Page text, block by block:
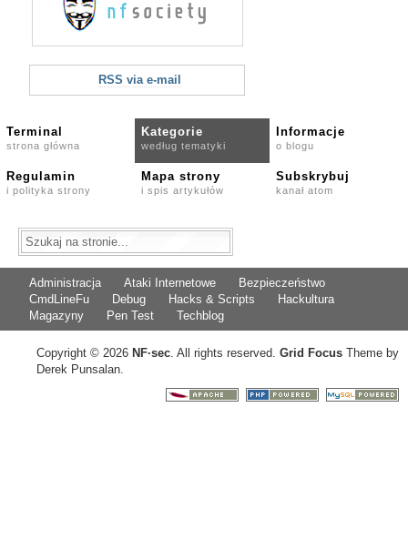
RSS via e-mail
Terminal
strona główna
Kategorie
według tematyki
Informacje
o blogu
Regulamin
i polityka strony
Mapa strony
i spis artykułów
Subskrybuj
kanał atom
Administracja Ataki Internetowe
Bezpieczeństwo
CmdLineFu
Debug Hacks & Scripts
Hackultura
Magazyny
Pen Test Techblog
Copyright © 2026 NF·sec. All rights reserved. Grid Focus Theme by
Derek Punsalan.